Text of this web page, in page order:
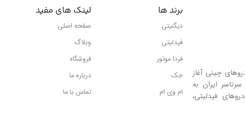
یدکی خودروهای چینی آغاز
ایران به
فیدلیتی،
برند ها
دیگنیتی
فیدلیتی
فردا موتور
جک
ام وی ام
لینک های مفید
صفحه اصلی
وبلاگ
فروشگاه
درباره ما
تماس با ما